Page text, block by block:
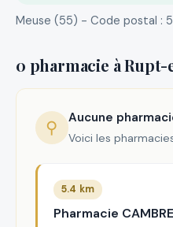
Meuse (55) - Code postal :
0 pharmacie à Rupt-
⚲ Aucune
Voici les
5.4 km
Pharmacie